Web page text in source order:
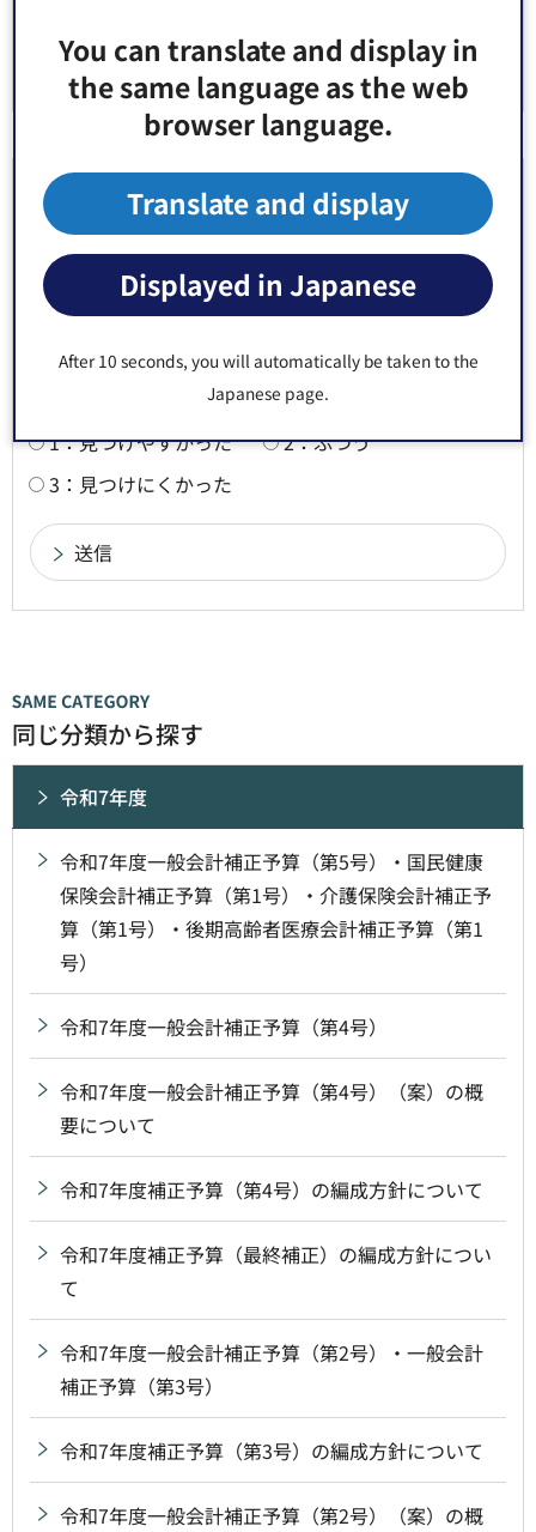
You can translate and display in
the same language as the web
browser language.
Translate and display
Displayed in Japanese
After 10 seconds, you will automatically be taken to the
Japanese page.
より良いウェブサイトにするためにみなさまのご
意見をお聞かせください
このページの情報は役に立ちましたか？
1：役に立った
2：ふつう
3：役に立たなかった
このページの情報は見つけやすかったですか？
1：見つけやすかった
2：ふつう
3：見つけにくかった
同じ分類から探す
令和7年度
令和7年度一般会計補正予算（第5号）・国民健康
保険会計補正予算（第1号）・介護保険会計補正予
算（第1号）・後期高齢者医療会計補正予算（第1
号）
令和7年度一般会計補正予算（第4号）
令和7年度一般会計補正予算（第4号）（案）の概
要について
令和7年度補正予算（第4号）の編成方針について
令和7年度補正予算（最終補正）の編成方針につい
て
令和7年度一般会計補正予算（第2号）・一般会計
補正予算（第3号）
令和7年度補正予算（第3号）の編成方針について
令和7年度一般会計補正予算（第2号）（案）の概